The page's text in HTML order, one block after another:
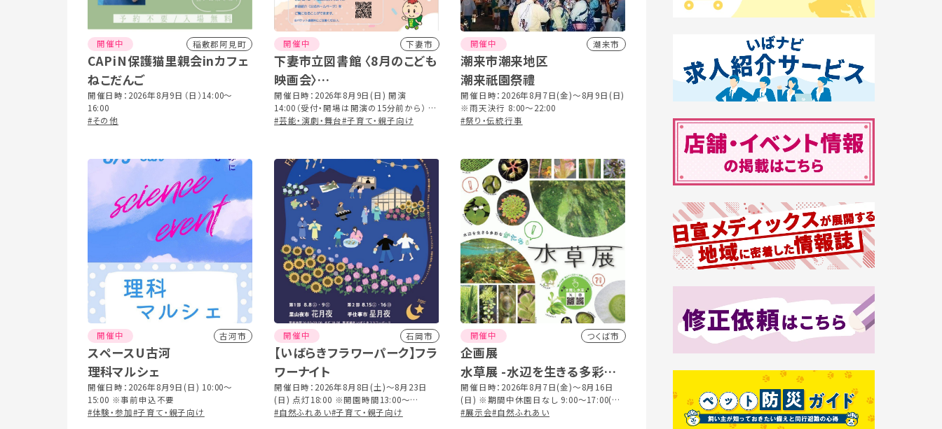
開催中 稲敷郡阿見町
CAPiN保護猫里親会inカフェ
ねこだんご
開催日時：2026年8月9日（日）14:00〜
16:00
#その他
開催中 下妻市
下妻市立図書館 〈8月のこども
映画会〉
ふしぎ駄菓子屋 銭天堂 10巻
その名は「銭天堂」他 全10話
開催日時：2026年8月9日(日) 開演
14:00（受付・開場は開演の15分前から） ※
上映時間 90分
#芸能・演劇・舞台#子育て・親子向け
開催中 潮来市
潮来市潮来地区
潮来祇園祭禮
開催日時：2026年8月7日(金)～8月9日(日)
※雨天決行 8:00～22:00
#祭り・伝統行事
開催中 古河市
スペースU古河
理科マルシェ
開催日時：2026年8月9日(日) 10:00～
15:00 ※事前申込不要
#体験・参加#子育て・親子向け
開催中 石岡市
【いばらきフラワーパーク】フラ
ワーナイト
開催日時：2026年8月8日(土)～8月23日
(日) 点灯18:00 ※開園時間13:00～
20:30(最終入園20:00)
#自然ふれあい#子育て・親子向け
開催中 つくば市
企画展
水草展 -水辺を生きる多彩な
かたち-
開催日時：2026年8月7日(金)～8月16日
(日) ※期間中休園日なし 9:00～17:00(最
終入園16:30)
#展示会#自然ふれあい